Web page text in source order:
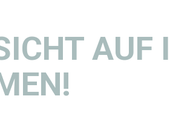
AUF